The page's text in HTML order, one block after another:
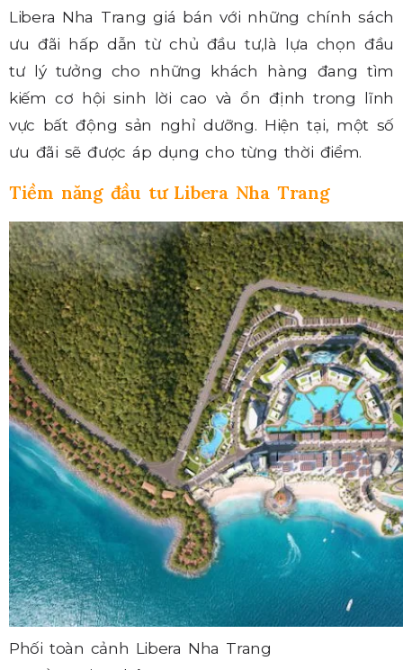
Libera Nha Trang giá bán với những chính sách
ưu đãi hấp dẫn từ chủ đầu tư,là lựa chọn đầu
tư lý tưởng cho những khách hàng đang tìm
kiếm cơ hội sinh lời cao và ổn định trong lĩnh
vực bất động sản nghỉ dưỡng. Hiện tại, một số
ưu đãi sẽ được áp dụng cho từng thời điểm.
Tiềm năng đầu tư Libera Nha Trang
Phối toàn cảnh Libera Nha Trang